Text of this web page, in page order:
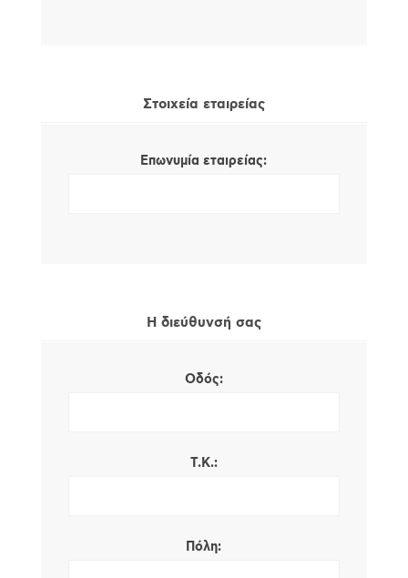
Στοιχεία εταιρείας
Επωνυμία εταιρείας:
Η διεύθυνσή σας
Οδός:
Τ.Κ.:
Πόλη: